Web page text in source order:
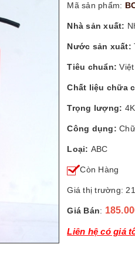
Mã sản phẩm:
Nhà sản xuất:
Nước sản xuất:
Tiêu chuẩn:
Chất liệu chữa
Trọng lượng:
Công dụng:
Loại: ABC
Còn Hàng
Giá thị trường:
Giá Bán:
Liên hệ có giá